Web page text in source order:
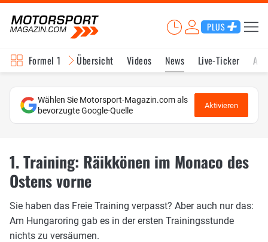
PLUS
Formel 1 Übersicht Videos News Live-Ticker
Wählen Sie Motorsport-Magazin.com als
bevorzugte Google-Quelle
Aktivieren
1. Training: Räikkönen im Monaco des
Ostens vorne
Sie haben das Freie Training verpasst? Aber auch nur das:
Am Hungaroring gab es in der ersten Trainingsstunde
nichts zu versäumen.